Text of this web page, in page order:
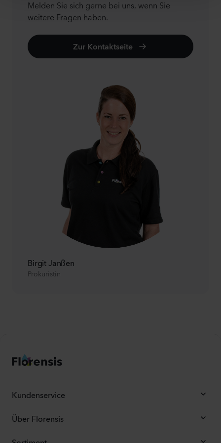
Melden Sie sich gerne bei uns, wenn Sie
weitere Fragen haben.
Zur Kontaktseite
Birgit Janßen
Prokuristin
Kundenservice
Über Florensis